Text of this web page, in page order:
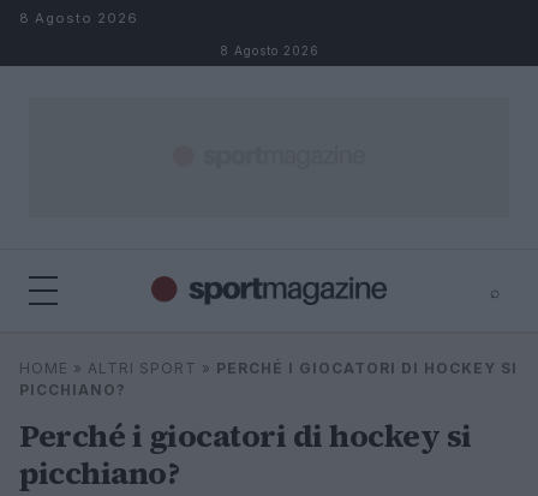
Salta al contenuto
8 Agosto 2026
8 Agosto 2026
⌕
Cerca
⌕ ×
HOME » ALTRI SPORT » PERCHÉ I GIOCATORI DI HOCKEY SI
PICCHIANO?
Perché i giocatori di hockey si
picchiano?